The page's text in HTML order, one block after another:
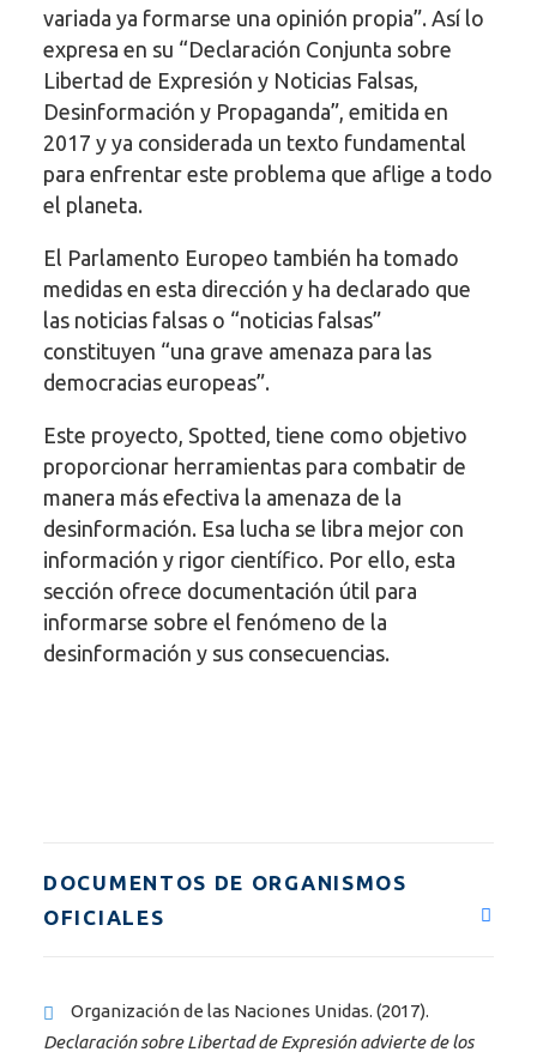
variada ya formarse una opinión propia”. Así lo
expresa en su “Declaración Conjunta sobre
Libertad de Expresión y Noticias Falsas,
Desinformación y Propaganda”, emitida en
2017 y ya considerada un texto fundamental
para enfrentar este problema que aflige a todo
el planeta.
El Parlamento Europeo también ha tomado
medidas en esta dirección y ha declarado que
las noticias falsas o “noticias falsas”
constituyen “una grave amenaza para las
democracias europeas”.
Este proyecto, Spotted, tiene como objetivo
proporcionar herramientas para combatir de
manera más efectiva la amenaza de la
desinformación. Esa lucha se libra mejor con
información y rigor científico. Por ello, esta
sección ofrece documentación útil para
informarse sobre el fenómeno de la
desinformación y sus consecuencias.
DOCUMENTOS DE ORGANISMOS
OFICIALES
Organización de las Naciones Unidas. (2017).
Declaración sobre Libertad de Expresión advierte de los